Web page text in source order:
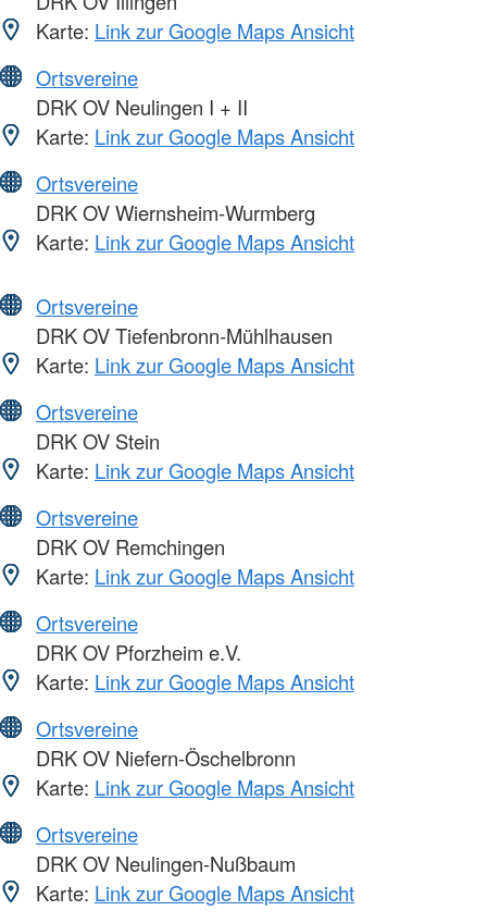
Karte: Link zur Google Maps Ansicht
Ortsvereine
DRK OV Neulingen I + II
Karte: Link zur Google Maps Ansicht
Ortsvereine
DRK OV Wiernsheim-Wurmberg
Karte: Link zur Google Maps Ansicht
Ortsvereine
DRK OV Tiefenbronn-Mühlhausen
Karte: Link zur Google Maps Ansicht
Ortsvereine
DRK OV Stein
Karte: Link zur Google Maps Ansicht
Ortsvereine
DRK OV Remchingen
Karte: Link zur Google Maps Ansicht
Ortsvereine
DRK OV Pforzheim e.V.
Karte: Link zur Google Maps Ansicht
Ortsvereine
DRK OV Niefern-Öschelbronn
Karte: Link zur Google Maps Ansicht
Ortsvereine
DRK OV Neulingen-Nußbaum
Karte: Link zur Google Maps Ansicht